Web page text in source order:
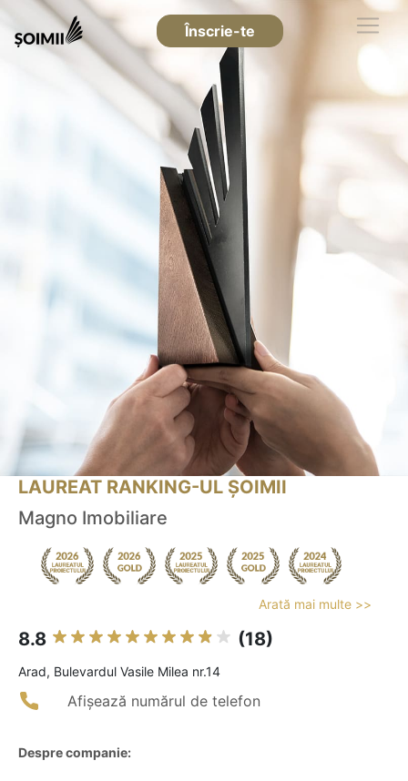
Înscrie-te
LAUREAT RANKING-UL ȘOIMII
Magno Imobiliare
Arată mai multe >>
8.8 (18)
Arad, Bulevardul Vasile Milea nr.14
Afișează numărul de telefon
Despre companie: